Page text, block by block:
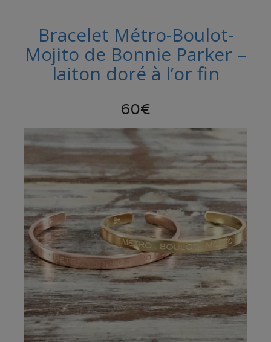
Bracelet Métro-Boulot-
Mojito de Bonnie Parker –
laiton doré à l’or fin
60€